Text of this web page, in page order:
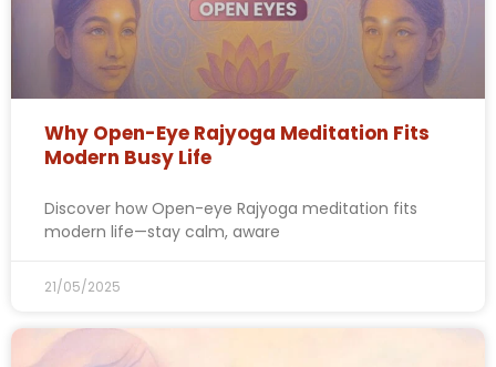
Why Open-Eye Rajyoga Meditation Fits
Modern Busy Life
Discover how Open-eye Rajyoga meditation fits
modern life—stay calm, aware
21/05/2025